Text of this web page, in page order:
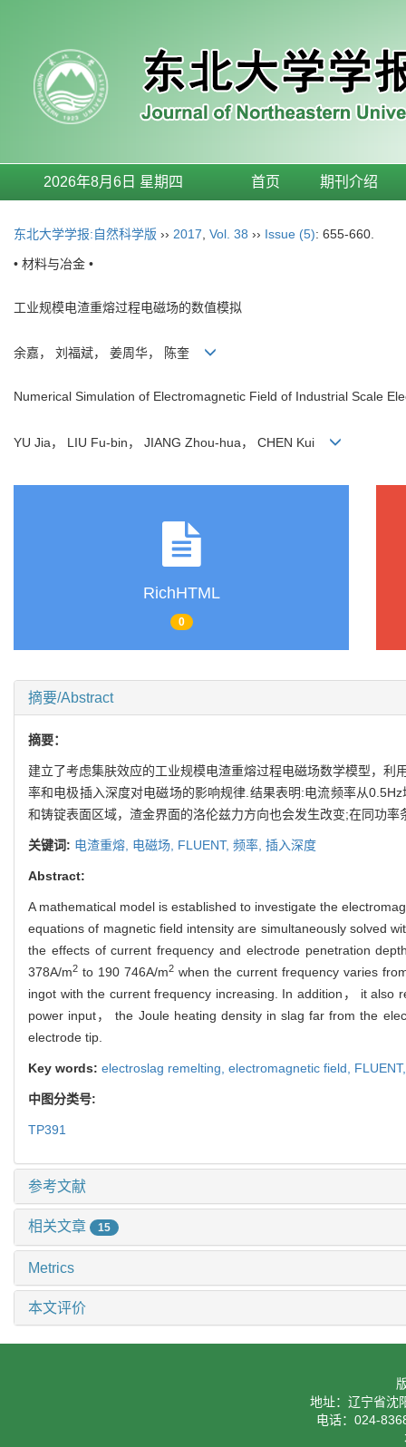
2026年8月6日 星期四 首页 期刊介绍
东北大学学报:自然科学版 ›› 2017 Vol. 38 ›› Issue (5): 655-660.
• 材料与冶金 •
工业规模电渣重熔过程电磁场的数值模拟
余嘉， 刘福斌， 姜周华， 陈奎
Numerical Simulation of Electromagnetic Field of Industrial Scale
YU Jia， LIU Fu-bin， JIANG Zhou-hua， CHEN Kui
RichHTML
0
摘要/Abstract
摘要：
建立了考虑集肤效应的工业规模电渣重熔过程电磁场数学模型，
率和电极插入深度对电磁场的影响规律.结果表明:电流频率从
和铸锭表面区域，渣金界面的洛伦兹力方向也会发生改变;在同功
关键词: 电渣重熔, 电磁场, FLUENT, 频率, 插入深度
Abstract:
A mathematical model is established to investigate the
equations of magnetic field intensity are simultaneously solved
the effects of current frequency and electrode penetration
378A/m2 to 190 746A/m2 when the current frequency varies
ingot with the current frequency increasing. In addition， it
power input， the Joule heating density in slag far from the
electrode tip.
Key words: electroslag remelting, electromagnetic field,
中图分类号:
TP391
参考文献
相关文章 15
Metrics
本文评价
地址：辽宁省沈
电话：024-